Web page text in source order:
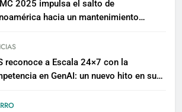
2025 impulsa el salto de
hacia un mantenimiento
reconoce a Escala 24×7 con la
en GenAI: un nuevo hito en su